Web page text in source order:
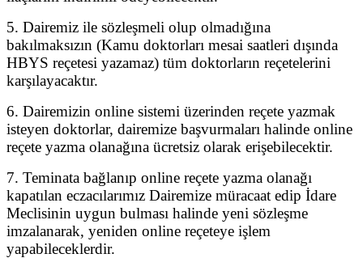
5. Dairemiz ile sözleşmeli olup olmadığına
bakılmaksızın (Kamu doktorları mesai saatleri dışında
HBYS reçetesi yazamaz) tüm doktorların reçetelerini
karşılayacaktır.
6. Dairemizin online sistemi üzerinden reçete yazmak
isteyen doktorlar, dairemize başvurmaları halinde online
reçete yazma olanağına ücretsiz olarak erişebilecektir.
7. Teminata bağlanıp online reçete yazma olanağı
kapatılan eczacılarımız Dairemize müracaat edip İdare
Meclisinin uygun bulması halinde yeni sözleşme
imzalanarak, yeniden online reçeteye işlem
yapabileceklerdir.